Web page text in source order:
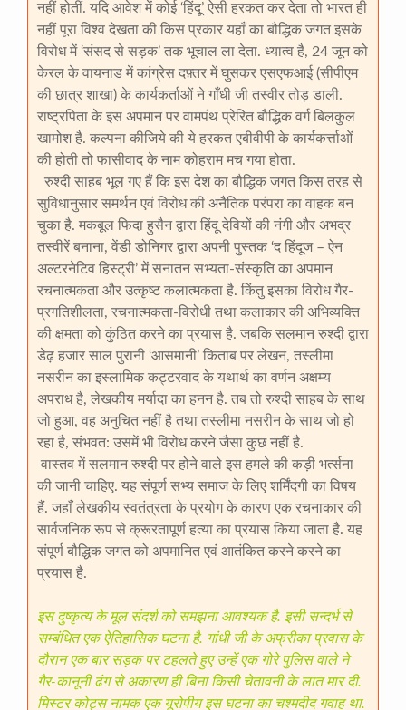
नहीं होतीं. यदि आवेश में कोई ‘हिंदू’ ऐसी हरकत कर देता तो भारत ही
नहीं पूरा विश्व देखता की किस प्रकार यहाँ का बौद्धिक जगत इसके
विरोध में ‘संसद से सड़क’ तक भूचाल ला देता. ध्यात्व है, 24 जून को
केरल के वायनाड में कांग्रेस दफ़्तर में घुसकर एसएफआई (सीपीएम
की छात्र शाखा) के कार्यकर्ताओं ने गाँधी जी तस्वीर तोड़ डाली.
राष्ट्रपिता के इस अपमान पर वामपंथ प्रेरित बौद्धिक वर्ग बिलकुल
खामोश है. कल्पना कीजिये की ये हरकत एबीवीपी के कार्यकर्त्ताओं
की होती तो फासीवाद के नाम कोहराम मच गया होता.
रुश्दी साहब भूल गए हैं कि इस देश का बौद्धिक जगत किस तरह से
सुविधानुसार समर्थन एवं विरोध की अनैतिक परंपरा का वाहक बन
चुका है. मकबूल फिदा हुसैन द्वारा हिंदू देवियों की नंगी और अभद्र
तस्वीरें बनाना, वेंडी डोनिगर द्वारा अपनी पुस्तक ‘द हिंदूज – ऐन
अल्टरनेटिव हिस्ट्री’ में सनातन सभ्यता-संस्कृति का अपमान
रचनात्मकता और उत्कृष्ट कलात्मकता है. किंतु इसका विरोध गैर-
प्रगतिशीलता, रचनात्मकता-विरोधी तथा कलाकार की अभिव्यक्ति
की क्षमता को कुंठित करने का प्रयास है. जबकि सलमान रुश्दी द्वारा
डेढ़ हजार साल पुरानी ‘आसमानी’ किताब पर लेखन, तस्लीमा
नसरीन का इस्लामिक कट्टरवाद के यथार्थ का वर्णन अक्षम्य
अपराध है, लेखकीय मर्यादा का हनन है. तब तो रुश्दी साहब के साथ
जो हुआ, वह अनुचित नहीं है तथा तस्लीमा नसरीन के साथ जो हो
रहा है, संभवत: उसमें भी विरोध करने जैसा कुछ नहीं है.
वास्तव में सलमान रुश्दी पर होने वाले इस हमले की कड़ी भर्त्सना
की जानी चाहिए. यह संपूर्ण सभ्य समाज के लिए शर्मिंदगी का विषय
हैं. जहाँ लेखकीय स्वतंत्रता के प्रयोग के कारण एक रचनाकार की
सार्वजनिक रूप से क्रूरतापूर्ण हत्या का प्रयास किया जाता है. यह
संपूर्ण बौद्धिक जगत को अपमानित एवं आतंकित करने करने का
प्रयास है.
इस दुष्कृत्य के मूल संदर्श को समझना आवश्यक है. इसी सन्दर्भ से
सम्बंधित एक ऐतिहासिक घटना है. गांधी जी के अफ्रीका प्रवास के
दौरान एक बार सड़क पर टहलते हुए उन्हें एक गोरे पुलिस वाले ने
गैर-कानूनी ढंग से अकारण ही बिना किसी चेतावनी के लात मार दी.
मिस्टर कोट्स नामक एक यूरोपीय इस घटना का चश्मदीद गवाह था.